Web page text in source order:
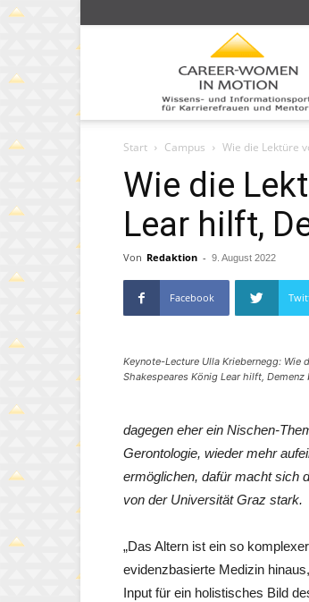
Start Campus Wie die Lektüre
Wie die
Lear hilft,
Von Redaktion - 9. August 2022
Facebook
Keynote-Lecture Ulla Kriebernegg: Wie
Shakespeares König Lear hilft, Demenz
dagegen eher ein Nischen-
Gerontologie, wieder mehr
ermöglichen, dafür macht sich
von der Universität Graz stark.
„Das Altern ist ein so
evidenzbasierte Medizin
Input für ein holistisches Bild